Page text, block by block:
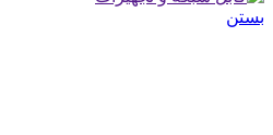
بستن